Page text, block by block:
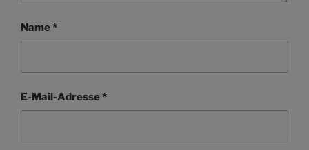
Name*
E-Mail-Adresse*